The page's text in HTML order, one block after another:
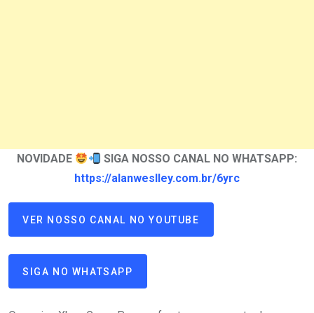
NOVIDADE
SIGA NOSSO CANAL NO WHATSAPP:
https://alanweslley.com.br/6yrc
VER NOSSO CANAL NO YOUTUBE
SIGA NO WHATSAPP